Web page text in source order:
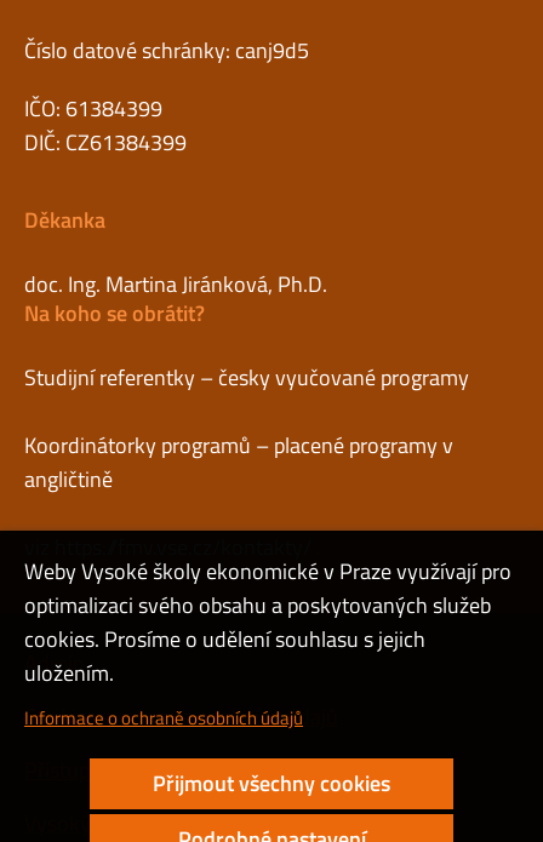
Číslo datové schránky: canj9d5
IČO: 61384399
DIČ: CZ61384399
Děkanka
doc. Ing. Martina Jiránková, Ph.D.
Na koho se obrátit?
Studijní referentky – česky vyučované programy
Koordinátorky programů – placené programy v
angličtině
Admin
Cookies a ochrana osobních údajů
Přístupnost webu
Vysoký kontrast
Weby Vysoké školy ekonomické v Praze využívají pro
optimalizaci svého obsahu a poskytovaných služeb
cookies. Prosíme o udělení souhlasu s jejich
uložením.
Informace o ochraně osobních údajů
Přijmout všechny cookies